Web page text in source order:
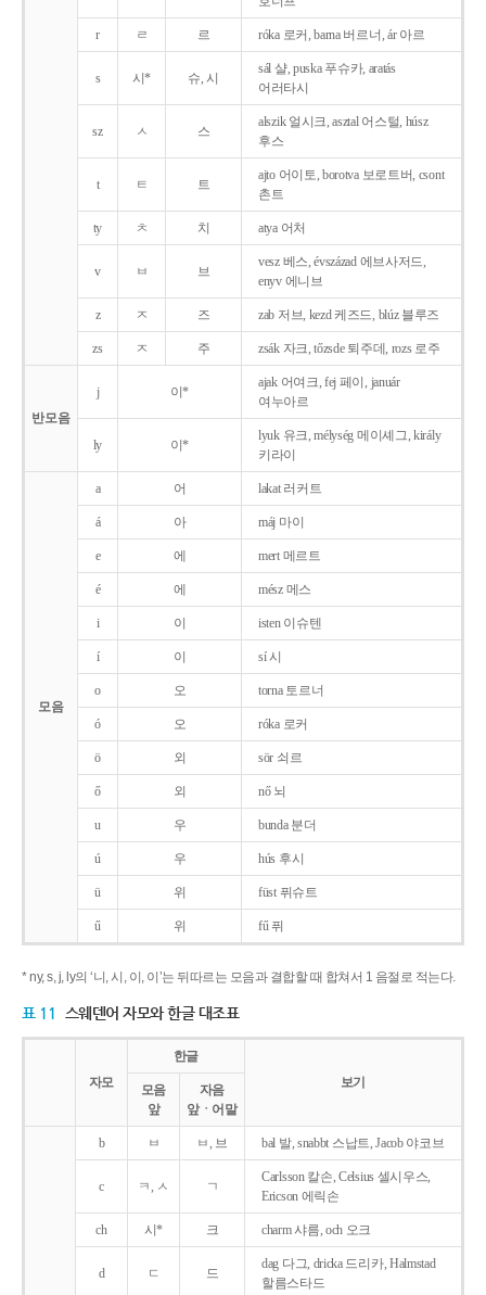
r ㄹ 르 róka 로커, barna 버르너, ár 아르
s 시* 슈, 시
sál 샬, puska 푸슈카, aratás
어러타시
sz ㅅ 스
alszik 얼시크, asztal 어스털, húsz
후스
t ㅌ 트
ajto 어이토, borotva 보로트버, csont
촌트
ty ㅊ 치 atya 어처
v ㅂ 브
vesz 베스, évszázad 에브사저드,
enyv 에니브
z ㅈ 즈 zab 저브, kezd 케즈드, blúz 블루즈
zs ㅈ 주 zsák 자크, tőzsde 퇴주데, rozs 로주
반모음
j 이*
ajak 어여크, fej 페이, január
여누아르
ly 이*
lyuk 유크, mélység 메이셰그, király
키라이
모음
a 어 lakat 러커트
á 아 máj 마이
e 에 mert 메르트
é 에 mész 메스
i 이 isten 이슈텐
í 이 sí 시
o 오 torna 토르너
ó 오 róka 로커
ö 외 sör 쇠르
ő 외 nő 뇌
u 우 bunda 분더
ú 우 hús 후시
ü 위 füst 퓌슈트
ű 위 fű 퓌
* ny, s, j, ly의 ‘니, 시, 이, 이’는 뒤따르는 모음과 결합할 때 합쳐서 1 음절로 적는다.
표 11 스웨덴어 자모와 한글 대조표
자모
한글
보기
모음
앞
자음
앞ㆍ어말
b ㅂ ㅂ, 브 bal 발, snabbt 스납트, Jacob 야코브
c ㅋ, ㅅ ㄱ
Carlsson 칼손, Celsius 셀시우스,
Ericson 에릭손
ch 시* 크 charm 샤름, och 오크
d ㄷ 드
dag 다그, dricka 드리카, Halmstad
할름스타드